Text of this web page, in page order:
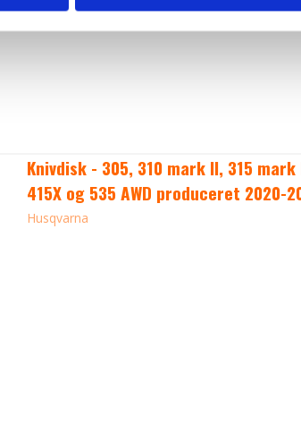
Knivdisk - 305, 310 mark ll, 315
415X og 535 AWD produceret 2020-
Husqvarna